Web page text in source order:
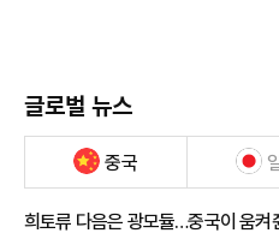
글로벌 뉴스
중국
희토류 다음은 광모듈…중국이 움켜